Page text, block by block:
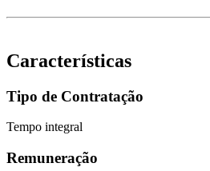
Características
Tipo de Contratação
Tempo integral
Remuneração